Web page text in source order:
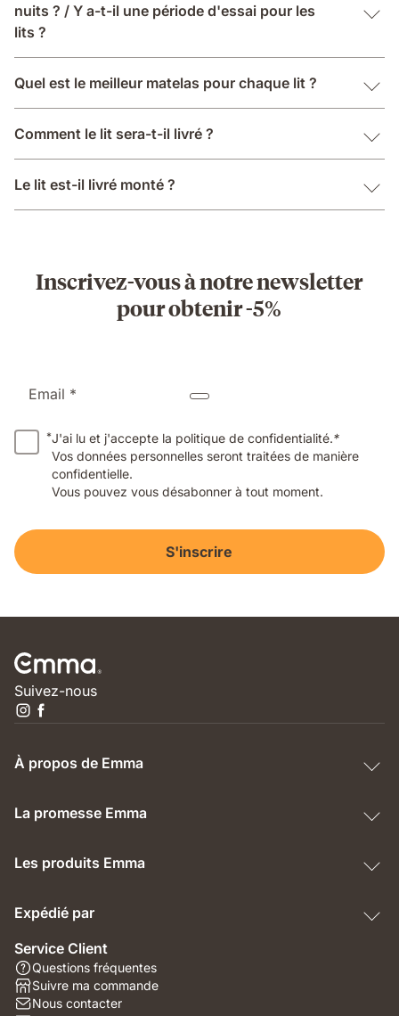
nuits ? / Y a-t-il une période d'essai pour les
lits ?
Quel est le meilleur matelas pour chaque lit ?
Comment le lit sera-t-il livré ?
Le lit est-il livré monté ?
Inscrivez-vous à notre newsletter
pour obtenir -5%
Email *
*J'ai lu et j'accepte la politique de confidentialité.*
Vos données personnelles seront traitées de manière
confidentielle.
Vous pouvez vous désabonner à tout moment.
S'inscrire
Suivez-nous
À propos de Emma
La promesse Emma
Les produits Emma
Expédié par
Service Client
Questions fréquentes
Suivre ma commande
Nous contacter